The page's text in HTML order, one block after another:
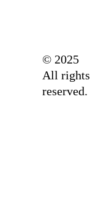
© 2025
All rights
reserved.